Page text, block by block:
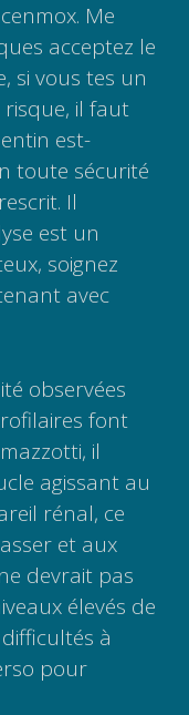
Me
acceptez le
si vous tes un
il faut
est-
toute sécurité
Il
est un
soignez
avec
observées
font
il
agissant au
rénal, ce
et aux
devrait pas
élevés de
à
pour